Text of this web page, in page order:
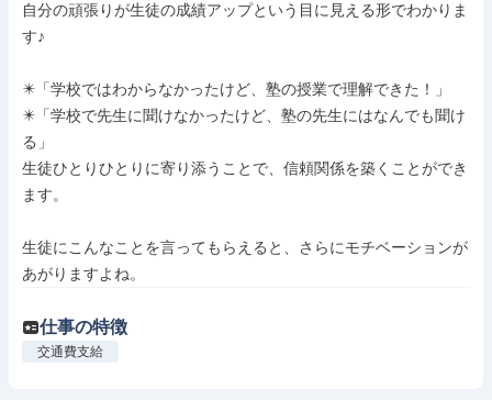
自分の頑張りが生徒の成績アップという目に見える形でわかりま
す♪
✴️「学校ではわからなかったけど、塾の授業で理解できた！」
✴️「学校で先生に聞けなかったけど、塾の先生にはなんでも聞け
る」
生徒ひとりひとりに寄り添うことで、信頼関係を築くことができ
ます。
生徒にこんなことを言ってもらえると、さらにモチベーションが
あがりますよね。
仕事の特徴
交通費支給